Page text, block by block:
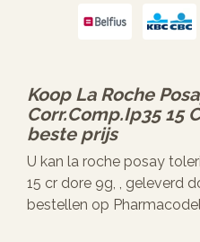
Koop La Roche
Corr.comp.ip35 15
beste prijs
U kan la roche posay
15 cr dore 9g, , geleverd
bestellen op